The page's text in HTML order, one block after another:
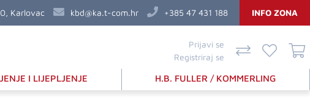
Karlovac kbd@ka.t-com.hr +385 47 431 188 INFO ZONA
Prijavi se
Registriraj se
I LIJEPLJENJE H.B. FULLER / KOMMERLING